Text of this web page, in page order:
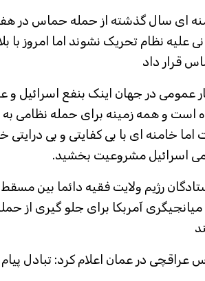
ای سال گذشته از حمله حماس در
علیه نظام تحریک نشوند اما امروز
قرار داد
عمومی در جهان اینک بنفع اسرائیل و
است و همه زمینه برای حمله نظامی
اما خامنه ای با بی کفایتی و بی
اسرائیل مشروعیت بخشید.
رژیم ولایت فقیه دائما بین
میانجیگری آمربکا برای جلو گیری از
عراقچی در عمان اعلام کرد: تبادل